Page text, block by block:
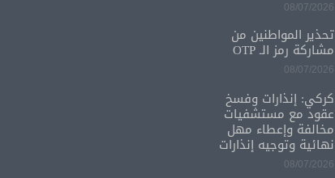
08/07/2026
تحذير المواطنين من
مشاركة رمز الـ OTP
08/07/2026
كركي: إنذارات وفسخ
عقود مع مستشفيات
مخالفة وإعطاء مهل
نهائية وتوجيه إنذارات
08/07/2026